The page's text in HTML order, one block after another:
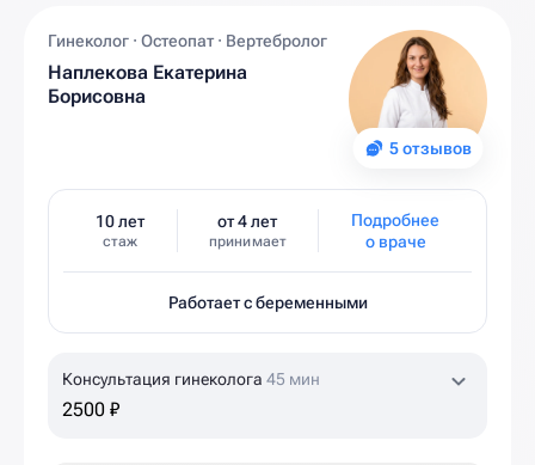
5 отзывов
Гинеколог · Остеопат · Вертебролог
Наплекова Екатерина
Борисовна
10 лет
стаж
от 4 лет
принимает
Подробнее
о враче
Работает с беременными
Консультация гинеколога 45 мин
2500 ₽